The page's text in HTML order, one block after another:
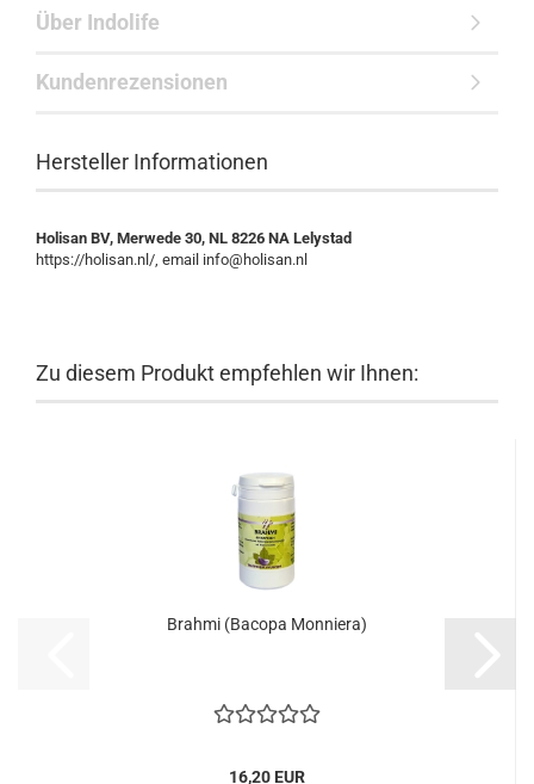
Über Indolife
Kundenrezensionen
Hersteller Informationen
Holisan BV, Merwede 30, NL 8226 NA Lelystad
https://holisan.nl/, email info@holisan.nl
Zu diesem Produkt empfehlen wir Ihnen:
Brahmi (Bacopa Monniera)
16,20 EUR